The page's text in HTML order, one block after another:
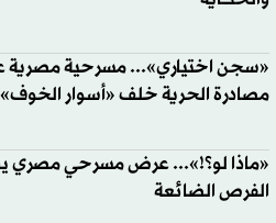
«سجن اختياري»... مسرحية مصرية
مصادرة الحرية خلف «أسوار الخوف»
«ماذا لو؟!»... عرض مسرحي مصري
الفرص الضائعة